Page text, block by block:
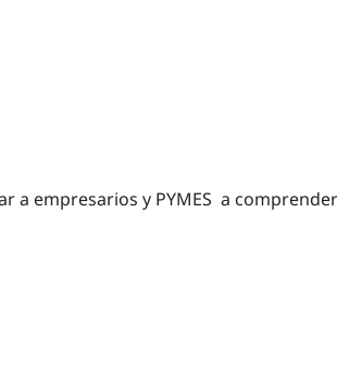
a empresarios y PYMES a